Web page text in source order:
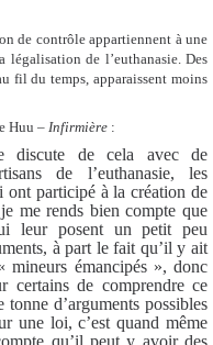
de contrôle appartiennent à une
de l’euthanasie. Des
fil du temps, apparaissent moins
Huu –Infirmière :
discute de cela avec de
de l’euthanasie, les
ont participé à la création de
me rends bien compte que
leur posent un petit peu
à part le fait qu’il y ait
émancipés », donc
certains de comprendre ce
d’arguments possibles
une loi, c’est quand même